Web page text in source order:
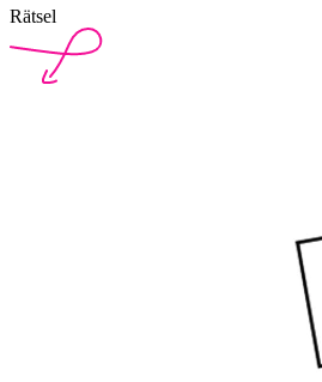
Rätsel